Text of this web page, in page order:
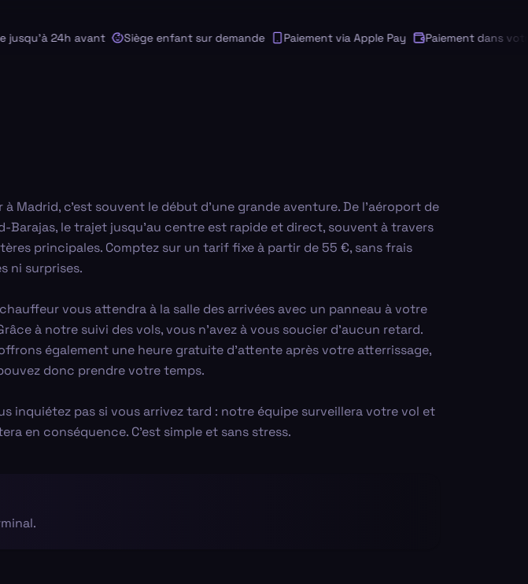
24h avant Siège enfant sur demande Paiement via Apple Pay Paiement dans votre
à Madrid, c'est souvent le début d'une grande aventure. De l'aéroport de
Barajas, le trajet jusqu'au centre est rapide et direct, souvent à travers
principales. Comptez sur un tarif fixe à partir de 55 €, sans frais
ni surprises.
vous attendra à la salle des arrivées avec un panneau à votre
à notre suivi des vols, vous n’avez à vous soucier d’aucun retard.
également une heure gratuite d'attente après votre atterrissage,
donc prendre votre temps.
inquiétez pas si vous arrivez tard : notre équipe surveillera votre vol et
en conséquence. C’est simple et sans stress.